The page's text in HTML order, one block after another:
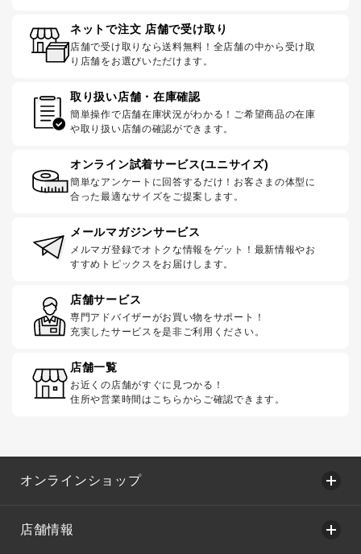
ネットで注文 店舗で受け取り
店舗で受け取りなら送料無料！全店舗の中から受け取
り店舗をお選びいただけます。
取り扱い店舗・在庫確認
簡単操作で店舗在庫状況がわかる！ご希望商品の在庫
や取り扱い店舗の確認ができます。
オンライン試着サービス(ユニサイズ)
簡単なアンケートに回答するだけ！お客さまの体型に
合った最適なサイズをご提案します。
メールマガジンサービス
メルマガ登録でオトクな情報をゲット！最新情報やお
すすめトピックスをお届けします。
店舗サービス
専門アドバイザーがお買い物をサポート！
充実したサービスを是非ご利用ください。
店舗一覧
お近くの店舗がすぐに見つかる！
住所や営業時間はこちらからご確認できます。
オンラインショップ
店舗情報